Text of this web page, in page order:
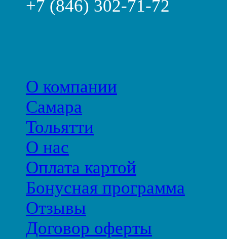
+7 (846) 302-71-72
О компании
Самара
Тольятти
О нас
Оплата картой
Бонусная программа
Отзывы
Договор оферты